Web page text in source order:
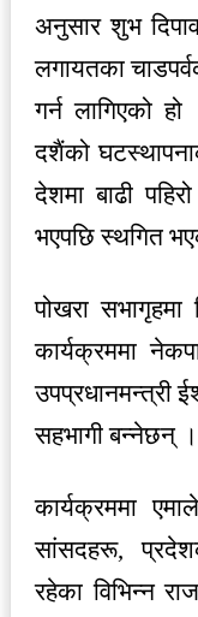
अनुसार शुभ
लगायतका
गर्न लागिएको
दशैंको
देशमा बाढी
भएपछि स्थगित
पोखरा
कार्यक्रममा
उपप्रधानमन्त्री
सहभागी बन्नेछन् ।
कार्यक्रममा
सांसदहरू,
रहेका विभिन्न